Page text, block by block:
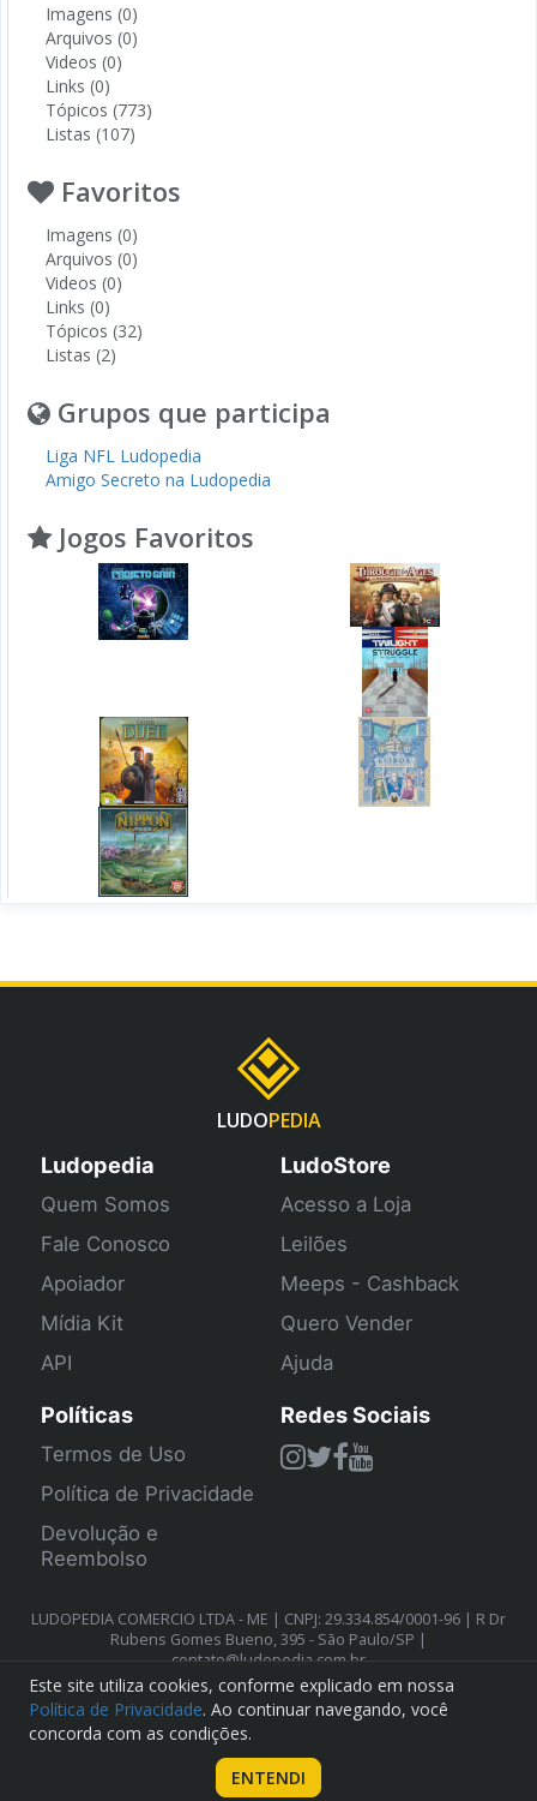
Imagens (0)
Arquivos (0)
Videos (0)
Links (0)
Tópicos (773)
Listas (107)
Favoritos
Imagens (0)
Arquivos (0)
Videos (0)
Links (0)
Tópicos (32)
Listas (2)
Grupos que participa
Liga NFL Ludopedia
Amigo Secreto na Ludopedia
Jogos Favoritos
LUDOPEDIA
Ludopedia
Quem Somos
Fale Conosco
Apoiador
Mídia Kit
API
LudoStore
Acesso a Loja
Leilões
Meeps - Cashback
Quero Vender
Ajuda
Políticas
Termos de Uso
Política de Privacidade
Devolução e
Reembolso
Redes Sociais
LUDOPEDIA COMERCIO LTDA - ME | CNPJ: 29.334.854/0001-96 | R Dr
Rubens Gomes Bueno, 395 - São Paulo/SP |
contato@ludopedia.com.br
Este site utiliza cookies, conforme explicado em nossa
Política de Privacidade. Ao continuar navegando, você
concorda com as condições.
ENTENDI